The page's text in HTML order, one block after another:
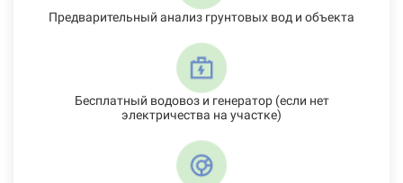
Предварительный анализ грунтовых вод и объекта
Бесплатный водовоз и генератор (если нет
электричества на участке)